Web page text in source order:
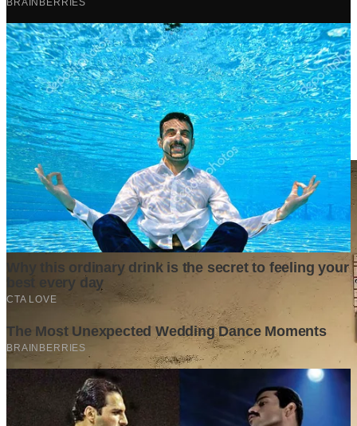
Berita Terpopuler
Surat Somasi Penyerobotan Tanah Terbaru 2024, Lengkap
Dengan Penjelasannya!
Tech·2 years ago